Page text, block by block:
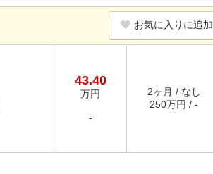
お気に入りに追加
43.40
万円
-
2ヶ月 / なし
250万円 / -